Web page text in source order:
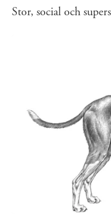
Stor, social och